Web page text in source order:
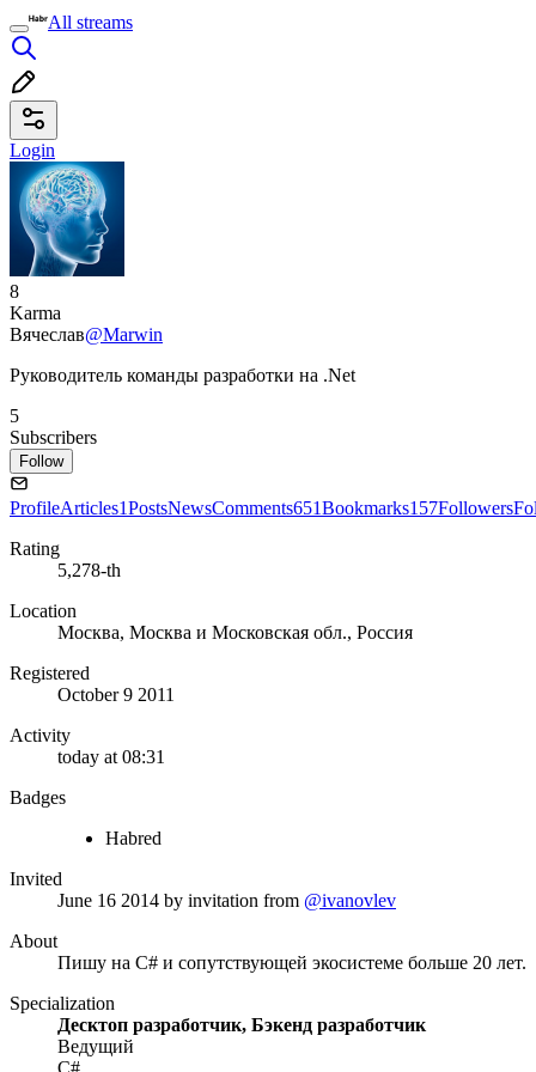
All streams
Login
8
Karma
Вячеслав@Marwin
Руководитель команды разработки на .Net
5
Subscribers
Follow
ProfileArticles1PostsNewsComments651Bookmarks157Followers
Rating
5,278-th
Location
Москва, Москва и Московская обл., Россия
Registered
October 9 2011
Activity
today at 08:31
Badges
Habred
Invited
June 16 2014 by invitation from @ivanovlev
About
Пишу на C# и сопутствующей экосистеме больше 20 лет.
Specialization
Десктоп разработчик, Бэкенд разработчик
Ведущий
C#